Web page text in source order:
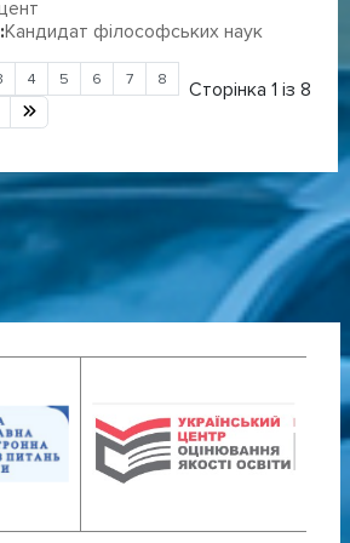
Кандидат філософських наук
Сторінка 1 із 8
4 5 6 7 8
4
68